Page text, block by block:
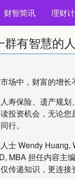
财智简讯 理财
群有智慧的
场中，财富的增长
寿保险、遗产规
投资机会，无论
行。
士 Wendy
MBA 担任内容主
传递知识，更连接